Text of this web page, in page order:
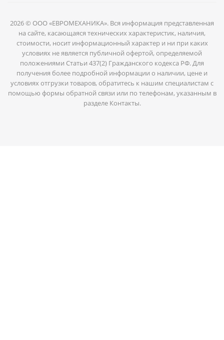
2026 © ООО «ЕВРОМЕХАНИКА». Вся информация представленная
на сайте, касающаяся технических характеристик, наличия,
стоимости, носит информационный характер и ни при каких
условиях не является публичной офертой, определяемой
положениями Статьи 437(2) Гражданского кодекса РФ. Для
получения более подробной информации о наличии, цене и
условиях отгрузки товаров, обратитесь к нашим специалистам с
помощью формы обратной связи или по телефонам, указанным в
разделе Контакты.